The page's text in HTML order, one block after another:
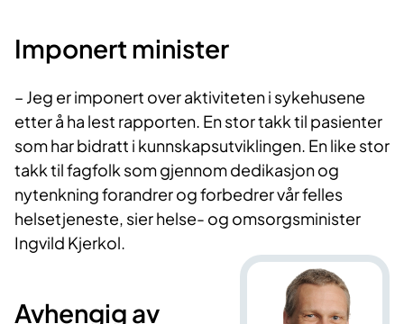
Im​​ponert minister
– Jeg er imponert over aktiviteten i sykehusene
etter å ha lest rapporten. En stor takk til pasienter
som har bidratt i kunnskapsutviklingen. En like stor
takk til fagfolk som gjennom dedikasjon og
nytenkning forandrer og forbedrer vår felles
helsetjeneste, sier helse- og omsorgsminister
Ingvild Kjerkol.​
Avh​engig av